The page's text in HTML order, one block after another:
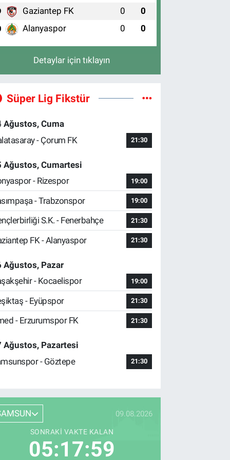
Gaziantep FK 0 0
Alanyaspor 0 0
Detaylar için tıklayın
Süper Lig Fikstür
Ağustos, Cuma
- Çorum FK
21:30
Ağustos, Cumartesi
- Rizespor
19:00
- Trabzonspor 19:00
S.K. - Fenerbahçe 21:30
FK - Alanyaspor 21:30
Ağustos, Pazar
- Kocaelispor
19:00
- Eyüpspor 21:30
- Erzurumspor FK 21:30
Ağustos, Pazartesi
- Göztepe
21:30
09.08.2026
SONRAKI VAKTE KALAN
05:17:58